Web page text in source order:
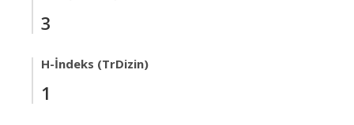
3
H-İndeks (TrDizin)
1